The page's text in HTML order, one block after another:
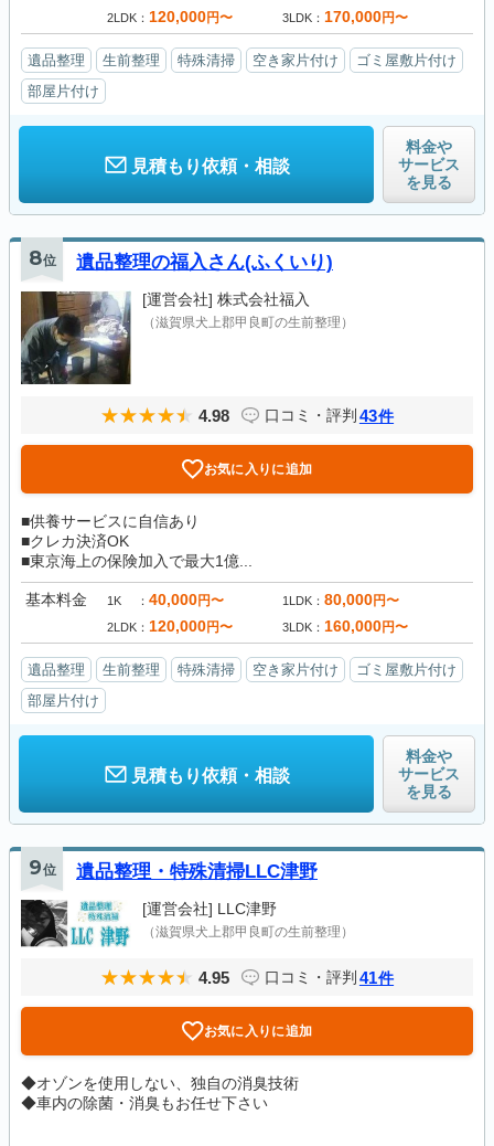
2LDK 120,000円〜 3LDK 170,000円〜
遺品整理 生前整理 特殊清掃 空き家片付け
ゴミ屋敷片付け
部屋片付け
見積もり依頼・相談
料金や
サービス
を見る
8位 遺品整理の福入さん(ふくいり)
[運営会社] 株式会社福入
（滋賀県犬上郡甲良町の生前整理）
4.98 口コミ・評判 43件
お気に入りに追加
■供養サービスに自信あり
■クレカ決済OK
■東京海上の保険加入で最大1億...
基本料金 1K 40,000円〜 1LDK 80,000円〜
2LDK 120,000円〜 3LDK 160,000円〜
遺品整理 生前整理 特殊清掃 空き家片付け
ゴミ屋敷片付け
部屋片付け
見積もり依頼・相談
料金や
サービス
を見る
9位 遺品整理・特殊清掃LLC津野
[運営会社] LLC津野
（滋賀県犬上郡甲良町の生前整理）
4.95 口コミ・評判 41件
お気に入りに追加
◆オゾンを使用しない、独自の消臭技術
◆車内の除菌・消臭もお任せ下さい